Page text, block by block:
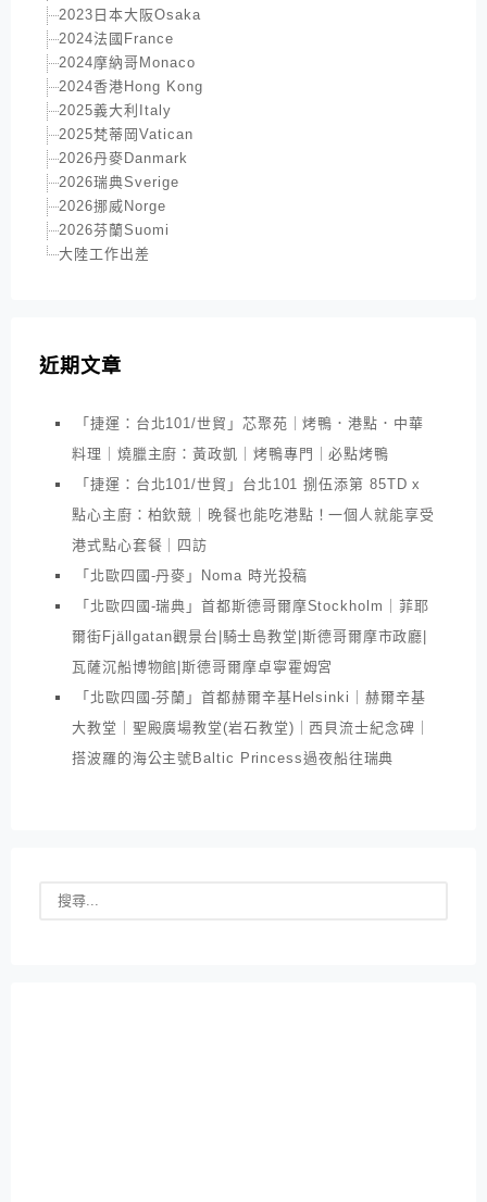
2023日本大阪Osaka
2024法國France
2024摩納哥Monaco
2024香港Hong Kong
2025義大利Italy
2025梵蒂岡Vatican
2026丹麥Danmark
2026瑞典Sverige
2026挪威Norge
2026芬蘭Suomi
大陸工作出差
近期文章
「捷運：台北101/世貿」芯聚苑｜烤鴨．港點．中華
料理｜燒臘主廚：黃政凱｜烤鴨專門｜必點烤鴨
「捷運：台北101/世貿」台北101 捌伍添第 85TD x
點心主廚：柏欽競｜晚餐也能吃港點！一個人就能享受
港式點心套餐｜四訪
「北歐四國-丹麥」Noma 時光投稿
「北歐四國-瑞典」首都斯德哥爾摩Stockholm｜菲耶
爾街Fjällgatan觀景台|騎士島教堂|斯德哥爾摩市政廳|
瓦薩沉船博物館|斯德哥爾摩卓寧霍姆宮
「北歐四國-芬蘭」首都赫爾辛基Helsinki｜赫爾辛基
大教堂｜聖殿廣場教堂(岩石教堂)｜西貝流士紀念碑｜
搭波羅的海公主號Baltic Princess過夜船往瑞典